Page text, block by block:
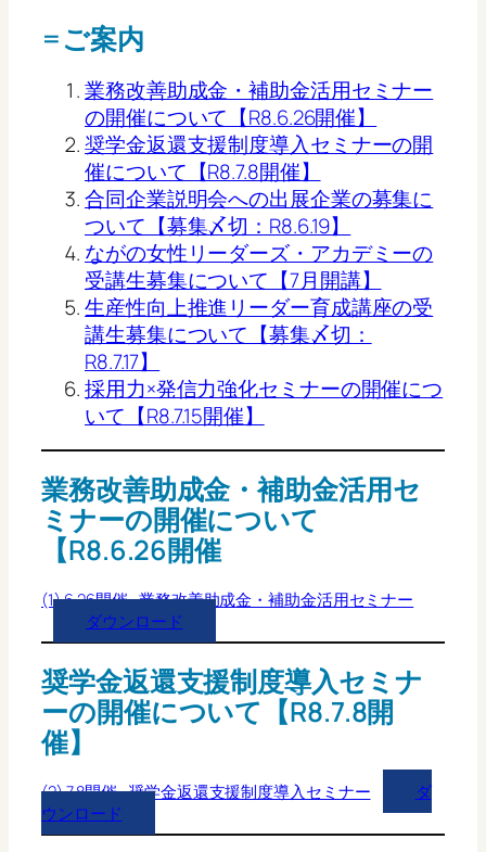
=ご案内
業務改善助成金・補助金活用セミナー
の開催について【R8.6.26開催】
奨学金返還支援制度導入セミナーの開
催について【R8.7.8開催】
合同企業説明会への出展企業の募集に
ついて【募集〆切：R8.6.19】
ながの女性リーダーズ・アカデミーの
受講生募集について【7月開講】
生産性向上推進リーダー育成講座の受
講生募集について【募集〆切：
R8.7.17】
採用力×発信力強化セミナーの開催につ
いて【R8.7.15開催】
業務改善助成金・補助金活用セ
ミナーの開催について
【R8.6.26開催
(1) 6.26開催_業務改善助成金・補助金活用セミナー
ダウンロード
奨学金返還支援制度導入セミナ
ーの開催について【R8.7.8開
催】
(2) 7.8開催_奨学金返還支援制度導入セミナー
ダ
ウンロード